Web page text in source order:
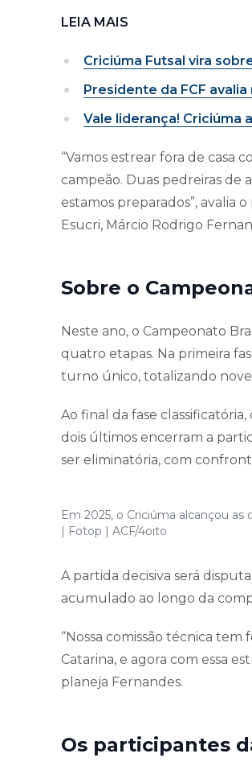
LEIA MAIS
Criciúma Futsal vira
Presidente da FCF
Vale liderança! Criciúma
“Vamos estrear fora de casa
campeão. Duas pedreiras de
estamos preparados”, avalia
Esucri, Márcio Rodrigo
Sobre o
Neste ano, o Campeonato
quatro etapas. Na primeira
turno único, totalizando
Ao final da fase
dois últimos encerram a
ser eliminatória, com
Em 2025, o Criciúma alcançou
| Fotop | ACF/4oito
A partida decisiva será
acumulado ao longo da
“Nossa comissão técnica
Catarina, e agora com essa
planeja Fernandes.
Os participantes